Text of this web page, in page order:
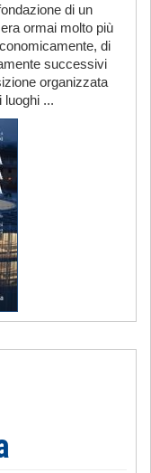
di un
ormai molto più
di
successivi
organizzata
luoghi ...